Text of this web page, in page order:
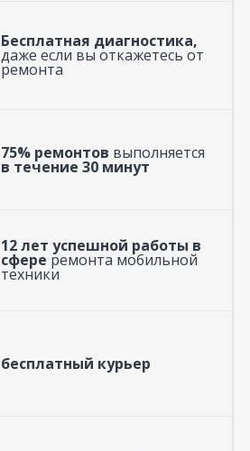
Бесплатная диагностика,
даже если вы откажетесь от
ремонта
75% ремонтов выполняется
в течение 30 минут
12 лет успешной работы в
сфере ремонта мобильной
техники
бесплатный курьер